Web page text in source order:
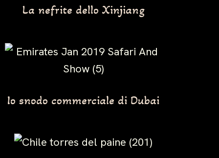
La nefrite dello Xinjiang
Io snodo commerciale di Dubai